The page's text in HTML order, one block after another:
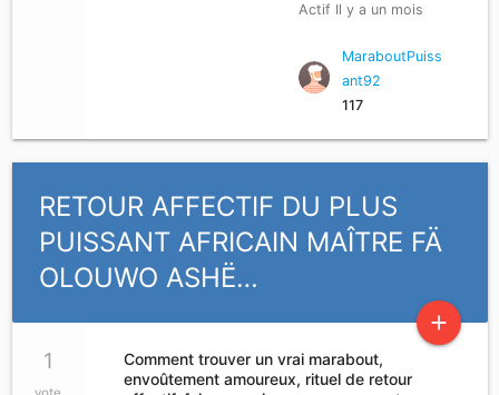
Actif Il y a un mois
MaraboutPuiss
ant92
117
RETOUR AFFECTIF DU PLUS
PUISSANT AFRICAIN MAÎTRE FÄ
OLOUWO ASHË…
add
1
Comment trouver un vrai marabout,
envoûtement amoureux, rituel de retour